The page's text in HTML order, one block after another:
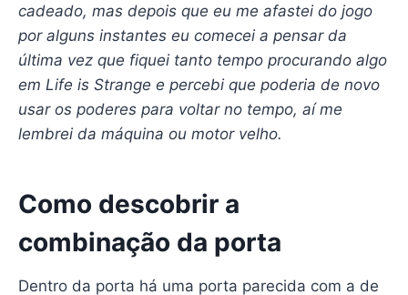
cadeado, mas depois que eu me afastei do jogo
por alguns instantes eu comecei a pensar da
última vez que fiquei tanto tempo procurando algo
em Life is Strange e percebi que poderia de novo
usar os poderes para voltar no tempo, aí me
lembrei da máquina ou motor velho.
Como descobrir a
combinação da porta
Dentro da porta há uma porta parecida com a de